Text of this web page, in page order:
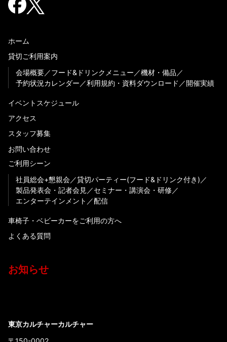
ホーム
貸切ご利用案内
会場概要
フード&ドリンクメニュー
機材・備品
予約状況カレンダー
利用規約・資料ダウンロード 開催実績
イベントスケジュール
アクセス
スタッフ募集
お問い合わせ
ご利用シーン
社員総会+懇親会
貸切パーティー(フード&ドリンク付き)
製品発表会・記者会見
セミナー・講演会・研修
エンターテインメント
配信
車椅子・ベビーカーをご利用の方へ
よくある質問
お知らせ
東京カルチャーカルチャー